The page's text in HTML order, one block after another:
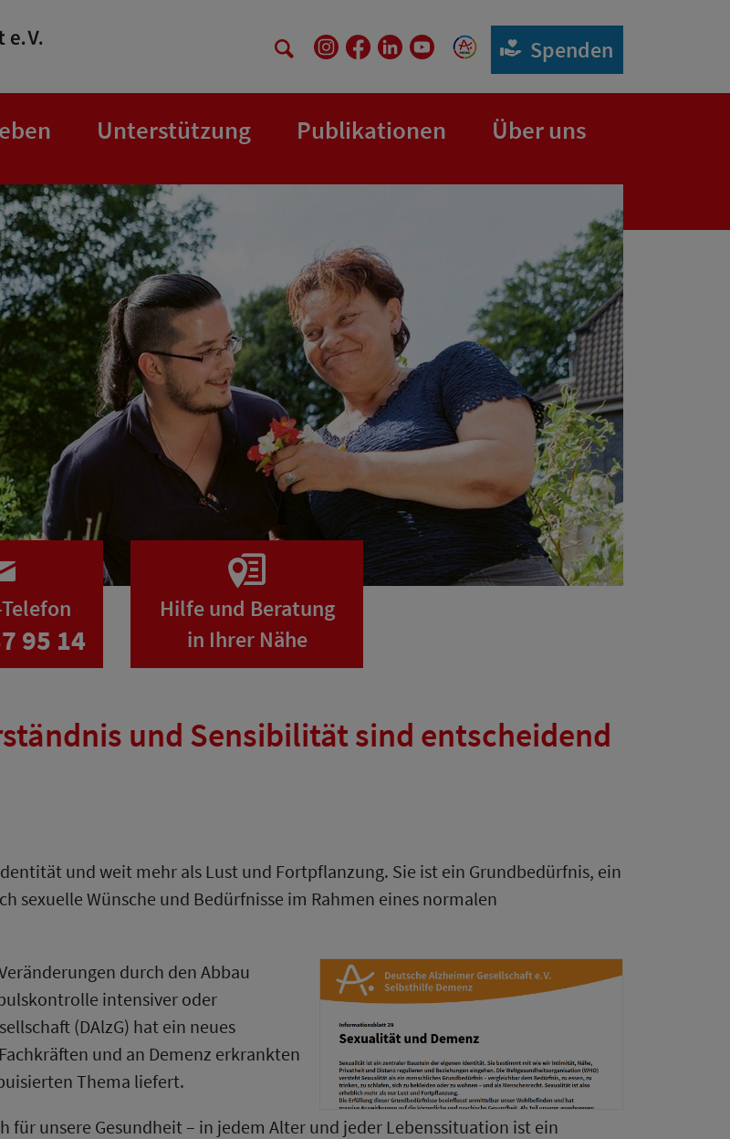
Spenden
Unterstützung Publikationen Über uns
95 14
Hilfe und Beratung
in Ihrer Nähe
und Sensibilität sind entscheidend
und weit mehr als Lust und Fortpflanzung. Sie ist ein Grundbedürfnis, ein
sexuelle Wünsche und Bedürfnisse im Rahmen eines normalen
durch den Abbau
intensiver oder
(DAlzG) hat ein neues
und an Demenz erkrankten
Thema liefert.
unsere Gesundheit – in jedem Alter und jeder Lebenssituation ist ein